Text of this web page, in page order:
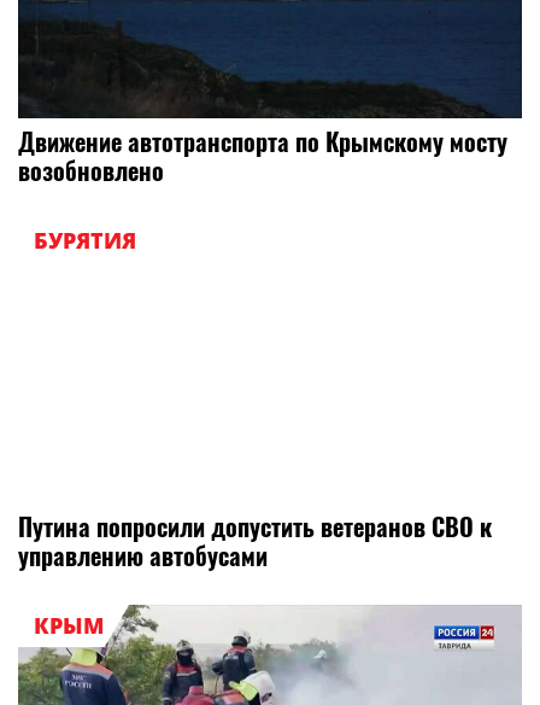
Движение автотранспорта по Крымскому мосту
возобновлено
БУРЯТИЯ
Путина попросили допустить ветеранов СВО к
управлению автобусами
КРЫМ